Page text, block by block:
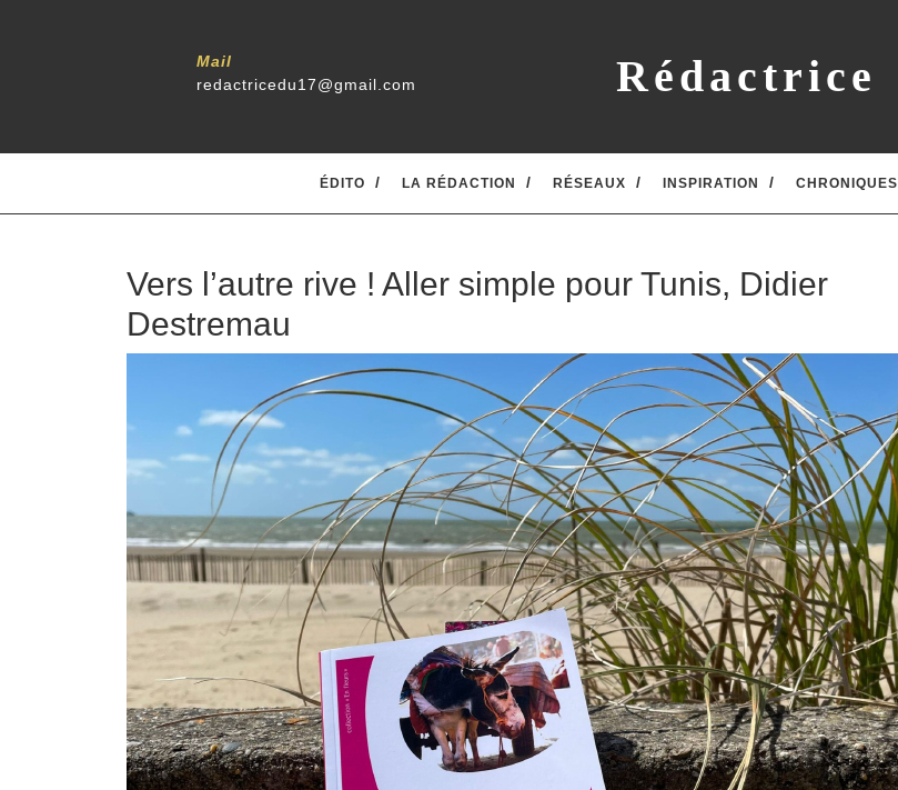
Mail
redactricedu17@gmail.com
Rédactrice
ÉDITO LA RÉDACTION RÉSEAUX INSPIRATION CHRONIQUES
Vers l’autre rive ! Aller simple pour Tunis, Didier
Destremau